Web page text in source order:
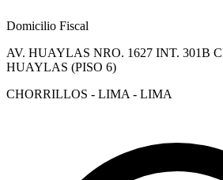
Domicilio Fiscal
AV. HUAYLAS NRO. 1627 INT. 301B
HUAYLAS (PISO 6)
CHORRILLOS - LIMA - LIMA